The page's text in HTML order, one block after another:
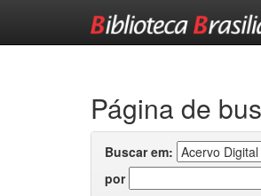
Página de
Buscar em:
por